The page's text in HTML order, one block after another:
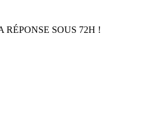
RÉPONSE SOUS 72H !